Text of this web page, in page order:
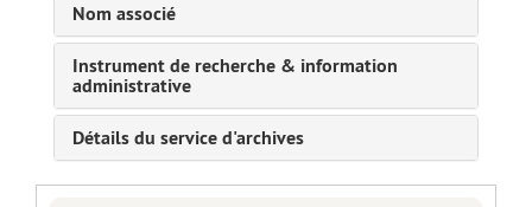
Nom associé
Instrument de recherche & information
administrative
Détails du service d'archives